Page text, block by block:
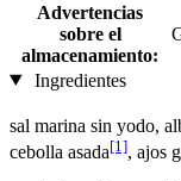
Advertencias
sobre el
almacenamiento:
Ingredientes
sal marina sin yodo,
cebolla asada[1], ajos